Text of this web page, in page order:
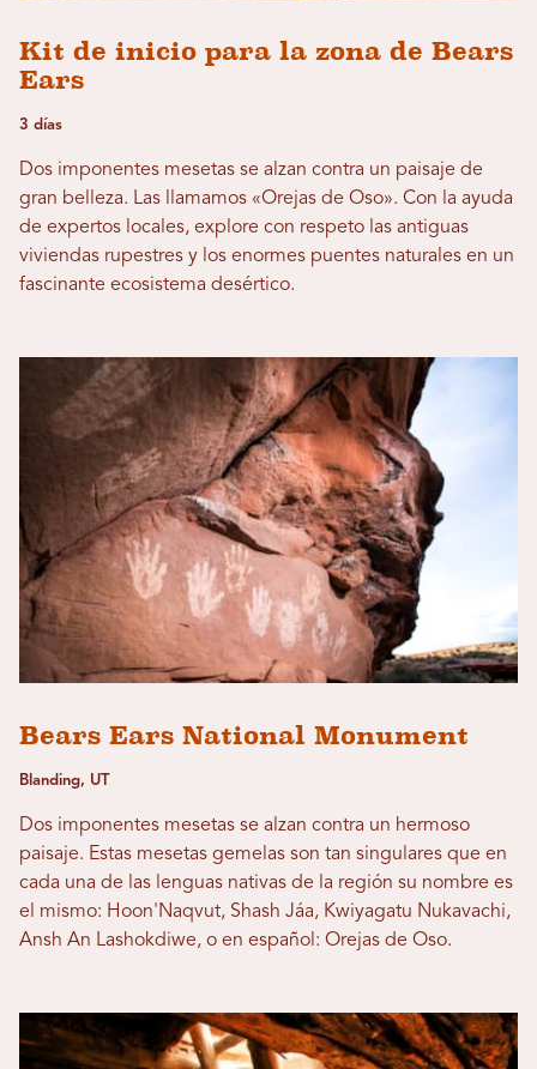
Kit de inicio para la zona de Bears
Ears
3 días
Dos imponentes mesetas se alzan contra un paisaje de
gran belleza. Las llamamos «Orejas de Oso». Con la ayuda
de expertos locales, explore con respeto las antiguas
viviendas rupestres y los enormes puentes naturales en un
fascinante ecosistema desértico.
Bears Ears National Monument
Blanding, UT
Dos imponentes mesetas se alzan contra un hermoso
paisaje. Estas mesetas gemelas son tan singulares que en
cada una de las lenguas nativas de la región su nombre es
el mismo: Hoon'Naqvut, Shash Jáa, Kwiyagatu Nukavachi,
Ansh An Lashokdiwe, o en español: Orejas de Oso.